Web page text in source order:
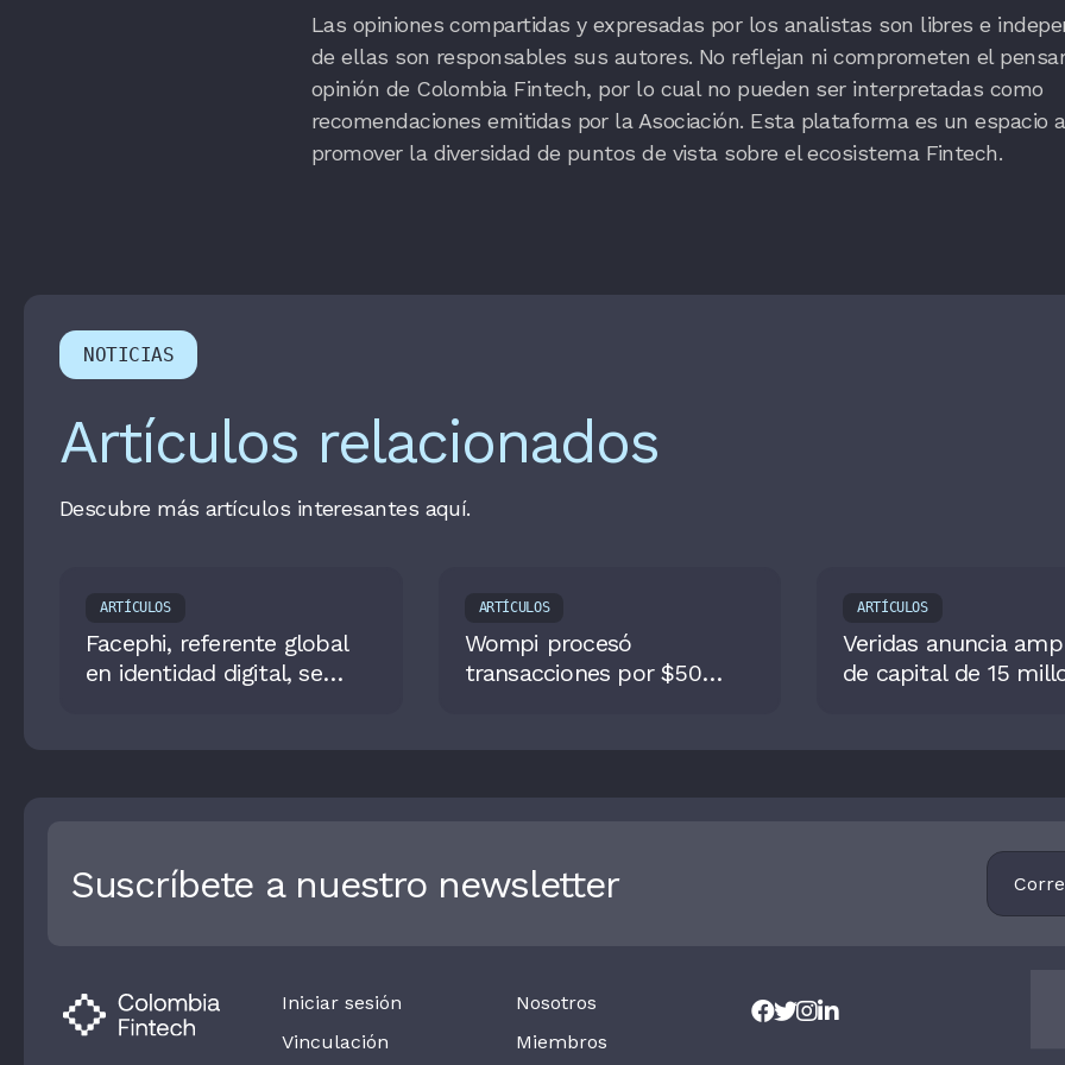
Las opiniones compartidas y expresadas por los analistas son libres e
de ellas son responsables sus autores. No reflejan ni comprometen el
opinión de Colombia Fintech, por lo cual no pueden ser interpretadas como
recomendaciones emitidas por la Asociación. Esta plataforma es un espacio
promover la diversidad de puntos de vista sobre el ecosistema Fintech.
NOTICIAS
Artículos relacionados
Descubre más artículos interesantes aquí.
ARTÍCULOS
Facephi, referente global
en identidad digital, se
ARTÍCULOS
Wompi procesó
transacciones por $50
ARTÍCULOS
Veridas anuncia
de capital de 15
Suscríbete a nuestro newsletterNewsletter
Iniciar sesión
Vinculación
Nosotros
Miembros